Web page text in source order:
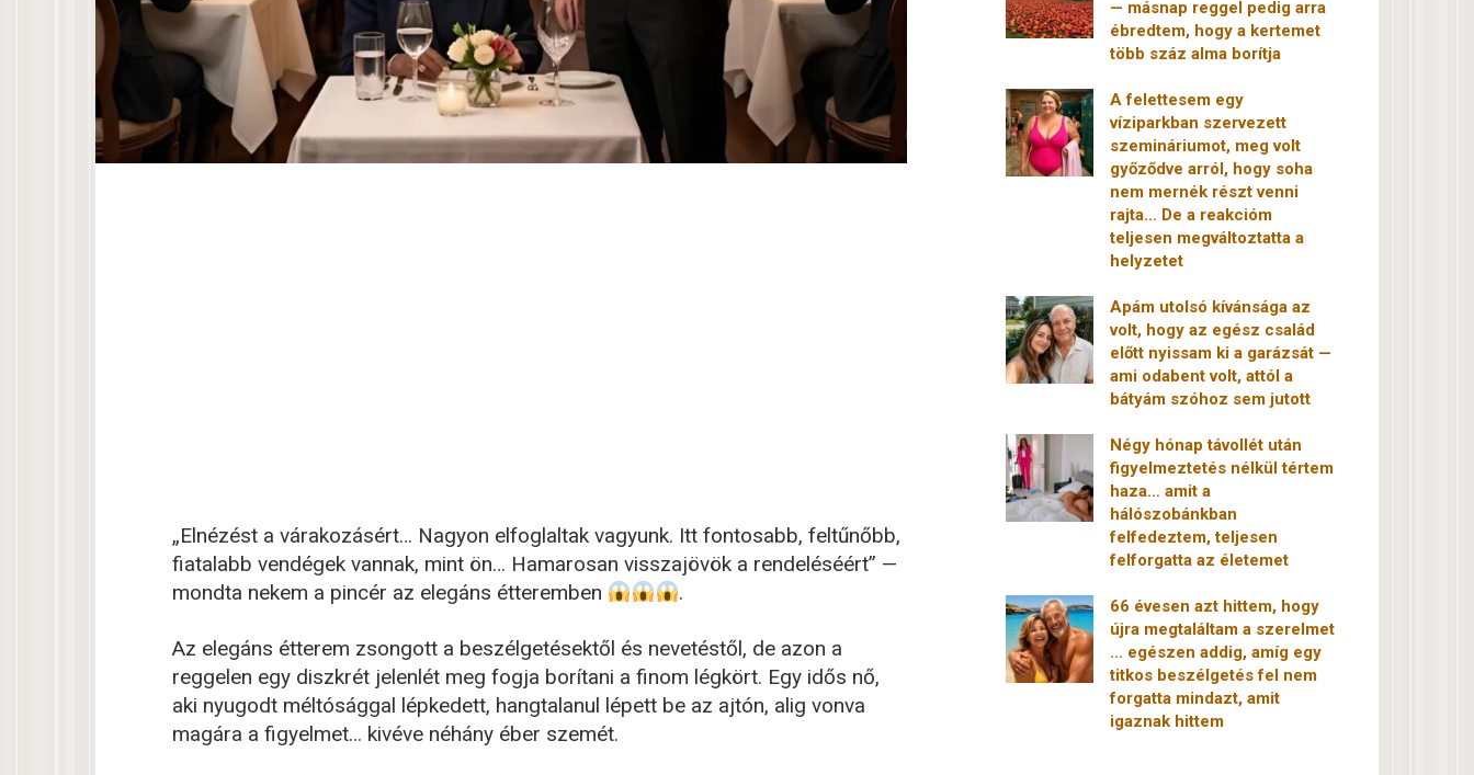
„Elnézést a várakozásért… Nagyon elfoglaltak vagyunk. Itt fontosabb, feltűnőbb,
fiatalabb vendégek vannak, mint ön… Hamarosan visszajövök a rendeléséért” —
mondta nekem a pincér az elegáns étteremben
.
Az elegáns étterem zsongott a beszélgetésektől és nevetéstől, de azon a
reggelen egy diszkrét jelenlét meg fogja borítani a finom légkört. Egy idős nő,
aki nyugodt méltósággal lépkedett, hangtalanul lépett be az ajtón, alig vonva
magára a figyelmet… kivéve néhány éber szemét.
— másnap reggel pedig arra
ébredtem, hogy a kertemet
több száz alma borítja
A felettesem egy
víziparkban szervezett
szemináriumot, meg volt
győződve arról, hogy soha
nem mernék részt venni
rajta… De a reakcióm
teljesen megváltoztatta a
helyzetet
Apám utolsó kívánsága az
volt, hogy az egész család
előtt nyissam ki a garázsát —
ami odabent volt, attól a
bátyám szóhoz sem jutott
Négy hónap távollét után
figyelmeztetés nélkül tértem
haza… amit a
hálószobánkban
felfedeztem, teljesen
felforgatta az életemet
66 évesen azt hittem, hogy
újra megtaláltam a szerelmet
… egészen addig, amíg egy
titkos beszélgetés fel nem
forgatta mindazt, amit
igaznak hittem